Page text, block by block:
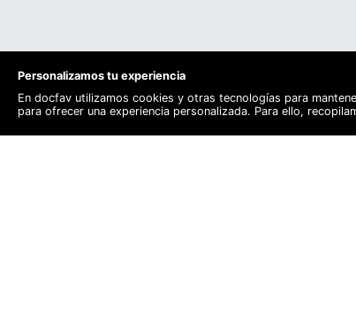
Personalizamos tu experiencia
En docfav utilizamos cookies y otras tecnologías para
para ofrecer una experiencia personalizada. Para ello,